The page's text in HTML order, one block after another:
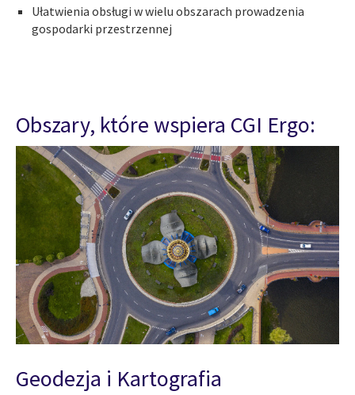
Ułatwienia obsługi w wielu obszarach prowadzenia
gospodarki przestrzennej
Obszary, które wspiera CGI Ergo:
Geodezja i Kartografia